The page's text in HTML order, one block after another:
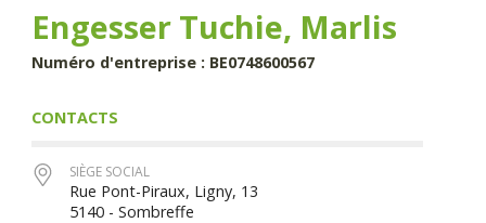
principalEngesser Tuchie, Marlis
Numéro d'entreprise : BE0748600567
CONTACTS
SIÈGE SOCIAL
Rue Pont-Piraux, Ligny, 13
5140 - Sombreffe